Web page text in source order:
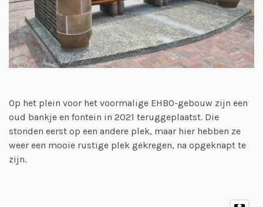
Op het plein voor het voormalige EHBO-gebouw zijn een
oud bankje en fontein in 2021 teruggeplaatst. Die
stonden eerst op een andere plek, maar hier hebben ze
weer een mooie rustige plek gekregen, na opgeknapt te
zijn.